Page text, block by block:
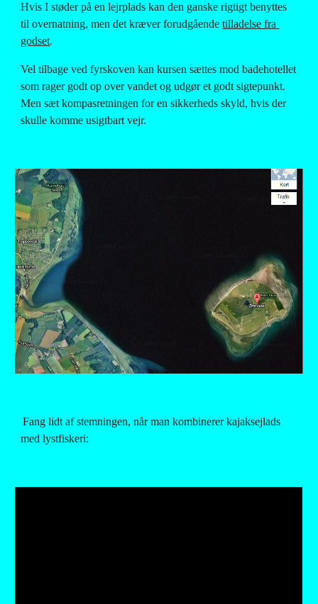
Hvis I støder på en lejrplads kan den ganske rigtigt benyttes
til overnatning, men det kræver forudgående tilladelse fra
godset.
Vel tilbage ved fyrskoven kan kursen sættes mod badehotellet
som rager godt op over vandet og udgør et godt sigtepunkt.
Men sæt kompasretningen for en sikkerheds skyld, hvis der
skulle komme usigtbart vejr.
Fang lidt af stemningen, når man kombinerer kajaksejlads
med lystfiskeri: